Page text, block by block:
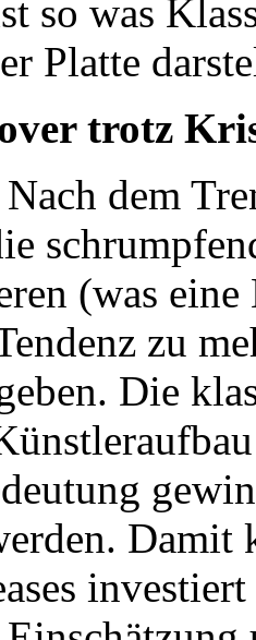
so was
Platte
trotz
dem
(was
zu
Die
Damit